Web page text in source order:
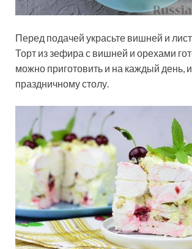
Перед подачей украсьте вишней и
Торт из зефира с вишней и орехами
можно приготовить и на каждый день,
праздничному столу.